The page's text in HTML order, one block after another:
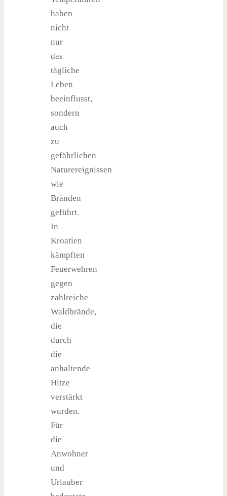
haben
nicht
nur
das
tägliche
Leben
beeinflusst,
sondern
auch
zu
gefährlichen
Naturereignissen
wie
Bränden
geführt.
In
Kroatien
kämpften
Feuerwehren
gegen
zahlreiche
Waldbrände,
die
durch
die
anhaltende
Hitze
verstärkt
wurden.
Für
die
Anwohner
und
Urlauber